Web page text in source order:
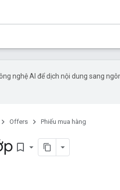
nghệ AI để dịch nội dung sang
Offers Phiếu mua hàng
bookmark_border